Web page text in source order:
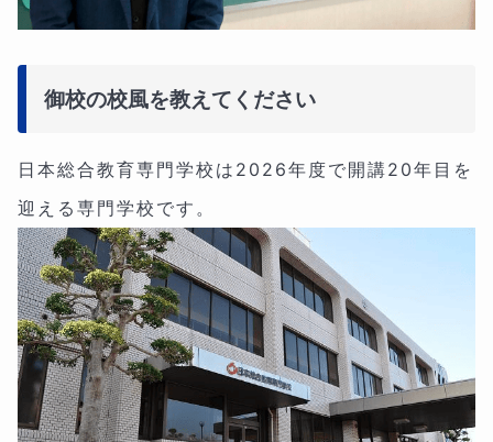
御校の校風を教えてください
日本総合教育専門学校は2026年度で開講20年目を
迎える専門学校です。